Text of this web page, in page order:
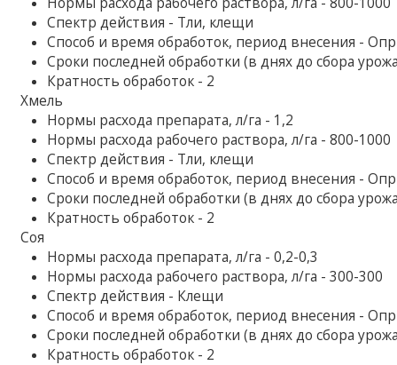
Спектр действия - Тли, клещи
Способ и время обработок, период внесения -
Сроки последней обработки (в днях до сбора
Кратность обработок - 2
Хмель
Нормы расхода препарата, л/га - 1,2
Нормы расхода рабочего раствора, л/га - 800-1000
Спектр действия - Тли, клещи
Способ и время обработок, период внесения -
Сроки последней обработки (в днях до сбора
Кратность обработок - 2
Соя
Нормы расхода препарата, л/га - 0,2-0,3
Нормы расхода рабочего раствора, л/га - 300-300
Спектр действия - Клещи
Способ и время обработок, период внесения -
Сроки последней обработки (в днях до сбора
Кратность обработок - 2